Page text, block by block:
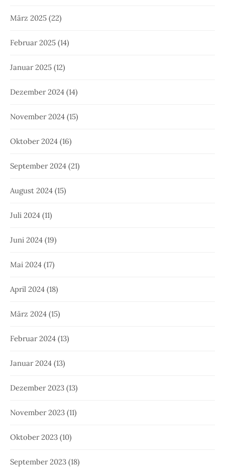
März 2025 (22)
Februar 2025 (14)
Januar 2025 (12)
Dezember 2024 (14)
November 2024 (15)
Oktober 2024 (16)
September 2024 (21)
August 2024 (15)
Juli 2024 (11)
Juni 2024 (19)
Mai 2024 (17)
April 2024 (18)
März 2024 (15)
Februar 2024 (13)
Januar 2024 (13)
Dezember 2023 (13)
November 2023 (11)
Oktober 2023 (10)
September 2023 (18)